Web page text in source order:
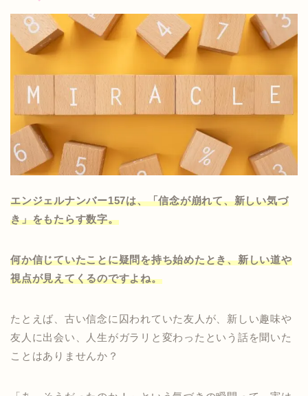
エンジェルナンバー157は、「信念が崩れて、新しい気づ
き」をもたらす数字。
何か信じていたことに疑問を持ち始めたとき、新しい道や
視点が見えてくるのですよね。
たとえば、古い信念に囚われていた友人が、新しい趣味や
友人に出会い、人生がガラリと変わったという話を聞いた
ことはありませんか？